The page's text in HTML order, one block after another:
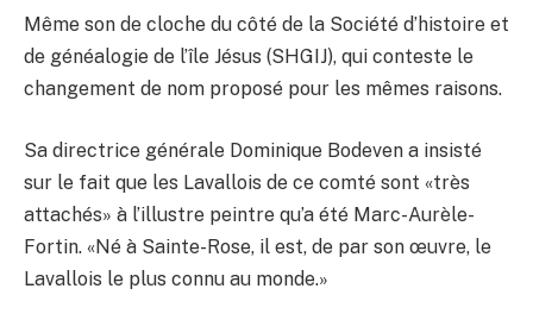
Même son de cloche du côté de la Société d’histoire et
de généalogie de l’île Jésus (SHGIJ), qui conteste le
changement de nom proposé pour les mêmes raisons.
Sa directrice générale Dominique Bodeven a insisté
sur le fait que les Lavallois de ce comté sont «très
attachés» à l’illustre peintre qu’a été Marc-Aurèle-
Fortin. «Né à Sainte-Rose, il est, de par son œuvre, le
Lavallois le plus connu au monde.»